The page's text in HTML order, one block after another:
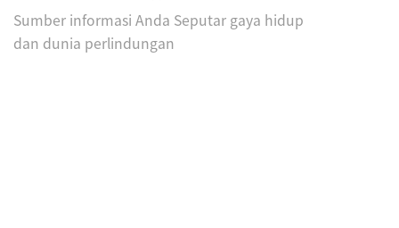
Sumber informasi Anda Seputar gaya hidup
dan dunia perlindungan